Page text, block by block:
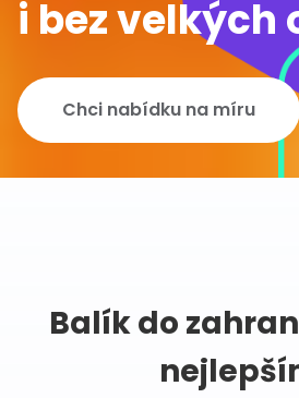
i bez velkých
Chci nabídku na míru
Balík do